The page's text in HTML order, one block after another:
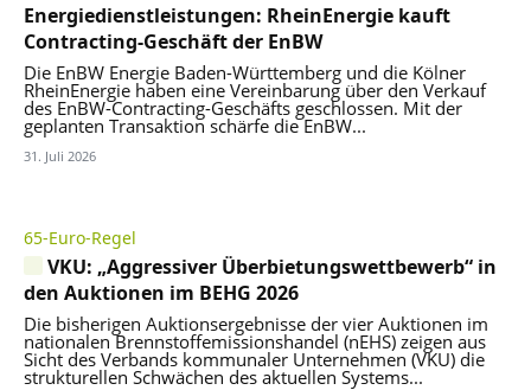
Energiedienstleistungen: RheinEnergie kauft
Contracting-Geschäft der EnBW
Die EnBW Energie Baden-Württemberg und die Kölner
RheinEnergie haben eine Vereinbarung über den Verkauf
des EnBW-Contracting-Geschäfts geschlossen. Mit der
geplanten Transaktion schärfe die EnBW...
31. Juli 2026
65-Euro-Regel
VKU: „Aggressiver Überbietungswettbewerb“ in
den Auktionen im BEHG 2026
Die bisherigen Auktionsergebnisse der vier Auktionen im
nationalen Brennstoffemissionshandel (nEHS) zeigen aus
Sicht des Verbands kommunaler Unternehmen (VKU) die
strukturellen Schwächen des aktuellen Systems...